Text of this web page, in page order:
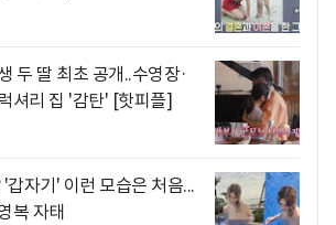
두 딸 최초 공개..수영장·
셔리 집 '감탄' [핫피플]
'갑자기' 이런 모습은 처음...
복 자태